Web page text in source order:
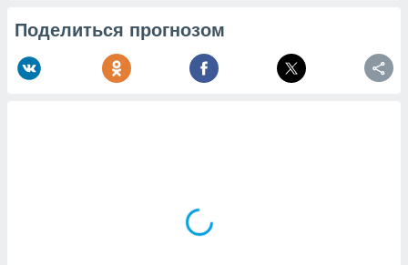
Поделиться прогнозом